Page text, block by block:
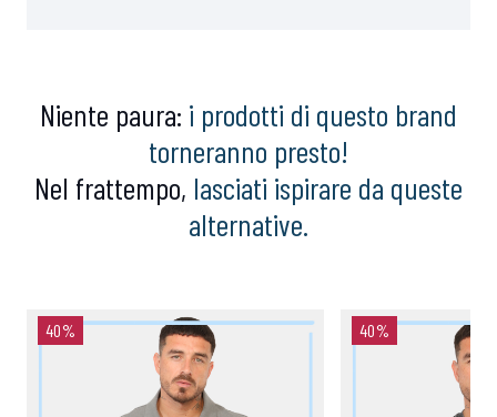
Niente paura: i prodotti di questo brand
torneranno presto!
Nel frattempo, lasciati ispirare da queste
alternative.
40% 40%